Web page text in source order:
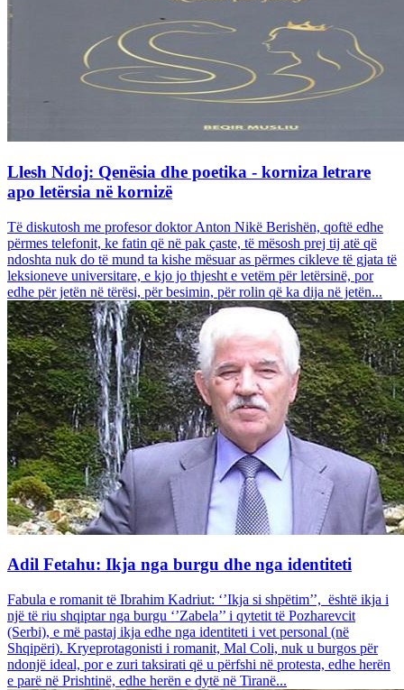
Llesh Ndoj: Qenësia dhe poetika - korniza letrare
apo letërsia në kornizë
Të diskutosh me profesor doktor Anton Nikë Berishën, qoftë edhe
përmes telefonit, ke fatin që në pak çaste, të mësosh prej tij atë që
ndoshta nuk do të mund ta kishe mësuar as përmes cikleve të gjata të
leksioneve universitare, e kjo jo thjesht e vetëm për letërsinë, por
edhe për jetën në tërësi, për besimin, për rolin që ka dija në jetën...
Adil Fetahu: Ikja nga burgu dhe nga identiteti
Fabula e romanit të Ibrahim Kadriut: ‘’Ikja si shpëtim’’, është ikja i
një të riu shqiptar nga burgu ‘’Zabela’’ i qytetit të Pozharevcit
(Serbi), e më pastaj ikja edhe nga identiteti i vet personal (në
Shqipëri). Kryeprotagonisti i romanit, Mal Coli, nuk u burgos për
ndonjë ideal, por e zuri taksirati që u përfshi në protesta, edhe herën
e parë në Prishtinë, edhe herën e dytë në Tiranë...